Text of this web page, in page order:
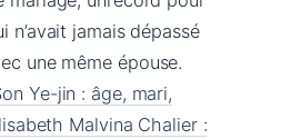
n’avait jamais dépassé
une même épouse.
Ye-jin : âge, mari,
Malvina Chalier :